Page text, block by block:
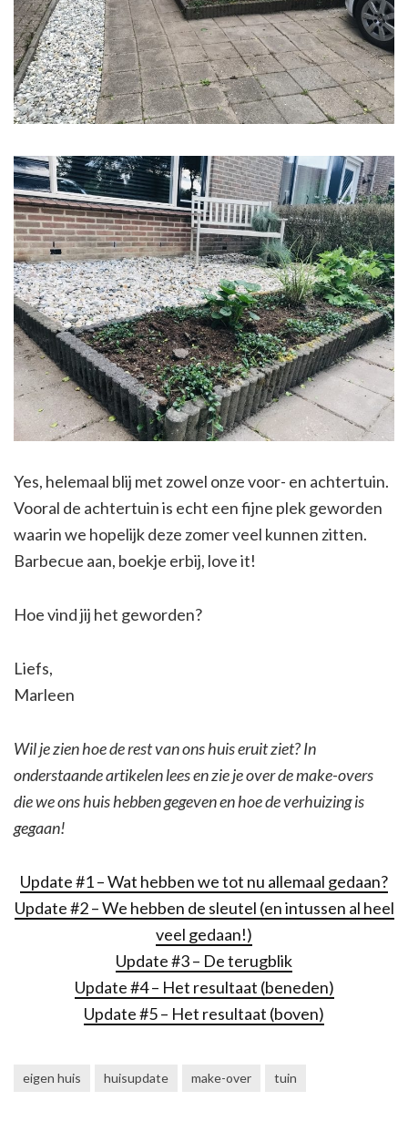
Yes, helemaal blij met zowel onze voor- en achtertuin.
Vooral de achtertuin is echt een fijne plek geworden
waarin we hopelijk deze zomer veel kunnen zitten.
Barbecue aan, boekje erbij, love it!
Hoe vind jij het geworden?
Liefs,
Marleen
Wil je zien hoe de rest van ons huis eruit ziet? In
onderstaande artikelen lees en zie je over de make-overs
die we ons huis hebben gegeven en hoe de verhuizing is
gegaan!
Update #1 – Wat hebben we tot nu allemaal gedaan?
Update #2 – We hebben de sleutel (en intussen al heel
veel gedaan!)
Update #3 – De terugblik
Update #4 – Het resultaat (beneden)
Update #5 – Het resultaat (boven)
eigen huis huisupdate make-over tuin